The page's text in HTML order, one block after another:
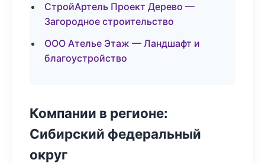
СтройАртель Проект Дерево —
Загородное строительство
ООО Ателье Этаж — Ландшафт и
благоустройство
Компании в регионе:
Сибирский федеральный
округ